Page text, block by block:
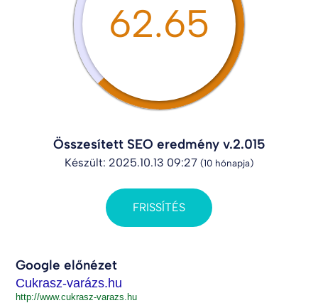
62.65
Összesített SEO eredmény v.2.015
Készült: 2025.10.13 09:27 (10 hónapja)
FRISSÍTÉS
Google előnézet
Cukrasz-varázs.hu
http://www.cukrasz-varazs.hu